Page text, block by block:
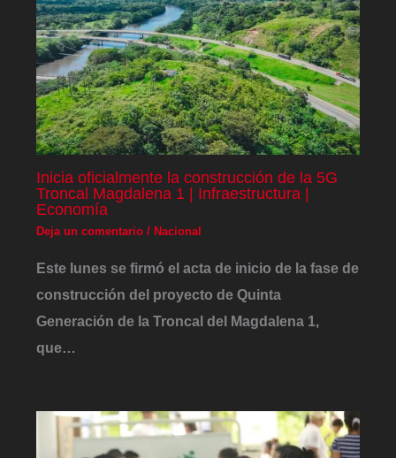
Inicia oficialmente la construcción de la 5G
Troncal Magdalena 1 | Infraestructura |
Economía
Deja un comentario / Nacional
Este lunes se firmó el acta de inicio de la fase de
construcción del proyecto de Quinta
Generación de la Troncal del Magdalena 1,
que…